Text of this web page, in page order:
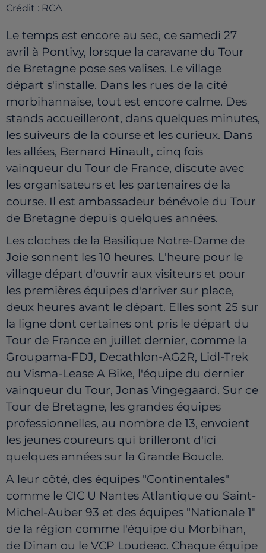
Crédit : RCA
Le temps est encore au sec, ce samedi 27
avril à Pontivy, lorsque la caravane du Tour
de Bretagne pose ses valises. Le village
départ s'installe. Dans les rues de la cité
morbihannaise, tout est encore calme. Des
stands accueilleront, dans quelques minutes,
les suiveurs de la course et les curieux. Dans
les allées, Bernard Hinault, cinq fois
vainqueur du Tour de France, discute avec
les organisateurs et les partenaires de la
course. Il est ambassadeur bénévole du Tour
de Bretagne depuis quelques années.
Les cloches de la Basilique Notre-Dame de
Joie sonnent les 10 heures. L'heure pour le
village départ d'ouvrir aux visiteurs et pour
les premières équipes d'arriver sur place,
deux heures avant le départ. Elles sont 25 sur
la ligne dont certaines ont pris le départ du
Tour de France en juillet dernier, comme la
Groupama-FDJ, Decathlon-AG2R, Lidl-Trek
ou Visma-Lease A Bike, l'équipe du dernier
vainqueur du Tour, Jonas Vingegaard. Sur ce
Tour de Bretagne, les grandes équipes
professionnelles, au nombre de 13, envoient
les jeunes coureurs qui brilleront d'ici
quelques années sur la Grande Boucle.
A leur côté, des équipes "Continentales"
comme le CIC U Nantes Atlantique ou Saint-
Michel-Auber 93 et des équipes "Nationale 1"
de la région comme l'équipe du Morbihan,
de Dinan ou le VCP Loudeac. Chaque équipe